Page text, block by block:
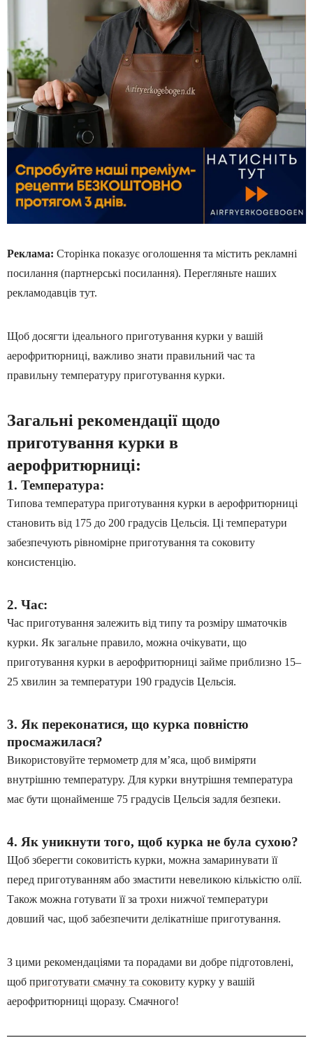
Реклама: Сторінка показує оголошення та містить рекламні
посилання (партнерські посилання). Перегляньте наших
рекламодавців тут.
Щоб досягти ідеального приготування курки у вашій
аерофритюрниці, важливо знати правильний час та
правильну температуру приготування курки.
Загальні рекомендації щодо
приготування курки в
аерофритюрниці:
1. Температура:
Типова температура приготування курки в аерофритюрниці
становить від 175 до 200 градусів Цельсія. Ці температури
забезпечують рівномірне приготування та соковиту
консистенцію.
2. Час:
Час приготування залежить від типу та розміру шматочків
курки. Як загальне правило, можна очікувати, що
приготування курки в аерофритюрниці займе приблизно 15–
25 хвилин за температури 190 градусів Цельсія.
3. Як переконатися, що курка повністю
просмажилася?
Використовуйте термометр для м’яса, щоб виміряти
внутрішню температуру. Для курки внутрішня температура
має бути щонайменше 75 градусів Цельсія задля безпеки.
4. Як уникнути того, щоб курка не була сухою?
Щоб зберегти соковитість курки, можна замаринувати її
перед приготуванням або змастити невеликою кількістю олії.
Також можна готувати її за трохи нижчої температури
довший час, щоб забезпечити делікатніше приготування.
З цими рекомендаціями та порадами ви добре підготовлені,
щоб приготувати смачну та соковиту курку у вашій
аерофритюрниці щоразу. Смачного!